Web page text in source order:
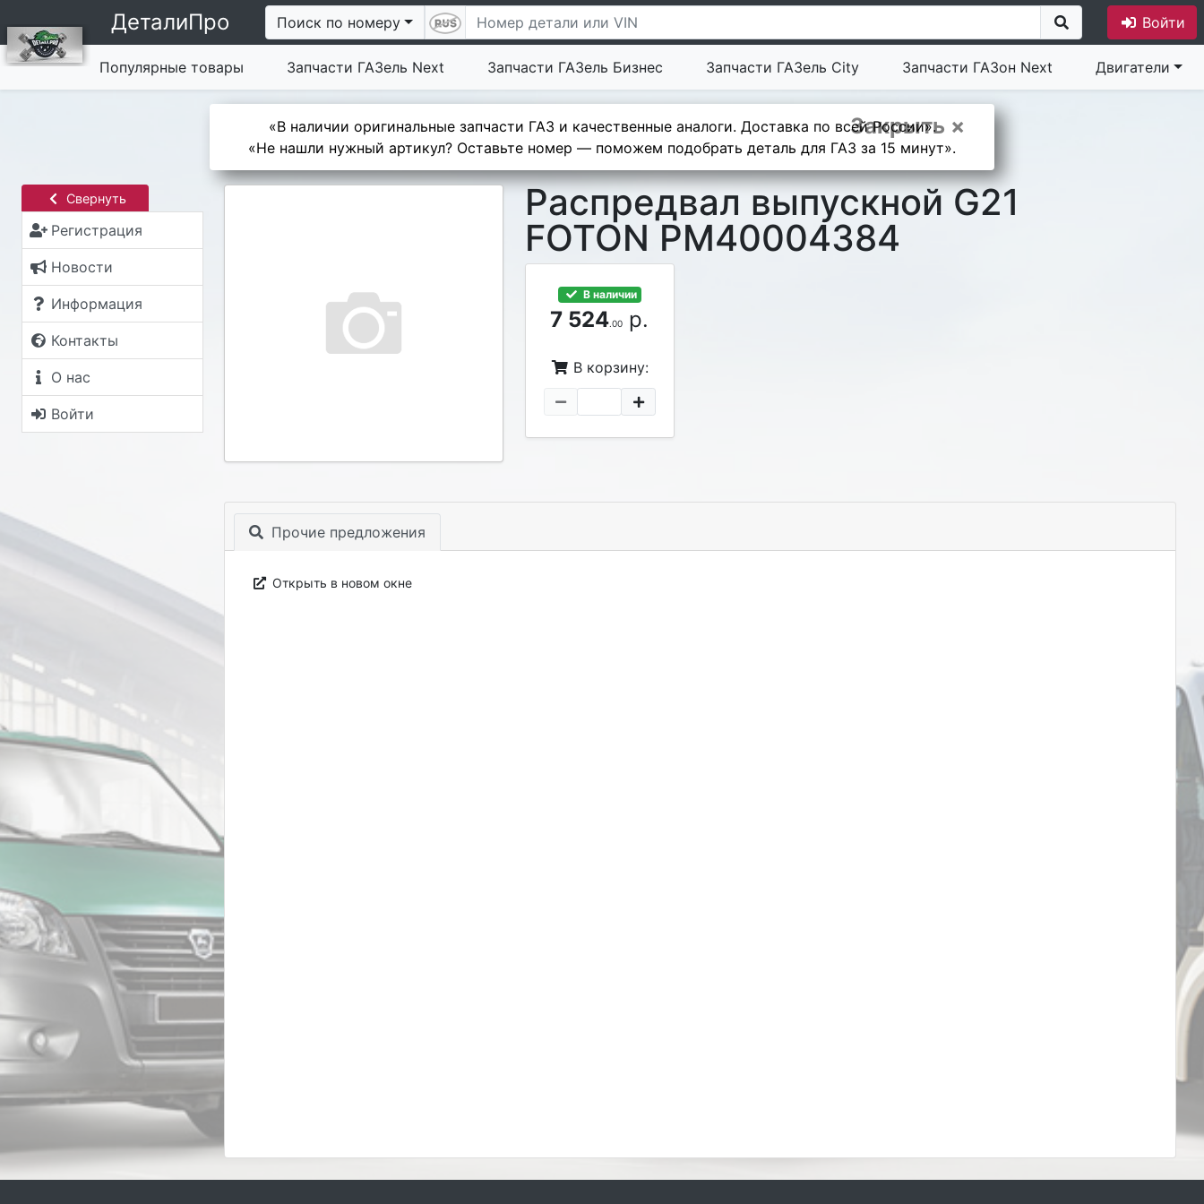
ДеталиПро Поиск по номеру Войти
Популярные товары Запчасти ГАЗель Next Запчасти ГАЗель Бизнес Запчасти ГАЗель City Запчасти ГАЗон Next Двигатели
Закрыть ×
«В наличии оригинальные запчасти ГАЗ и качественные аналоги. Доставка по всей России».
«Не нашли нужный артикул? Оставьте номер — поможем подобрать деталь для ГАЗ за 15 минут».
Свернуть
Регистрация
Новости
Информация
Контакты
О нас
Войти
Распредвал выпускной G21
FOTON PM40004384
В наличии
7 524.00 р.
В корзину:
Прочие предложения
Открыть в новом окне